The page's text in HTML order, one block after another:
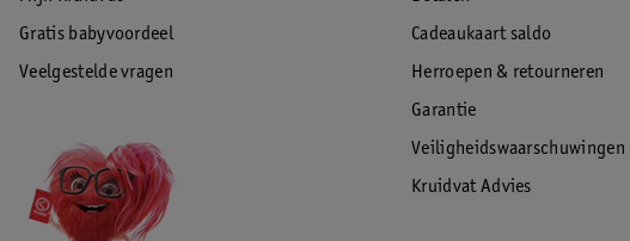
Gratis babyvoordeel
Veelgestelde vragen
Cadeaukaart saldo
Herroepen & retourneren
Garantie
Veiligheidswaarschuwingen
Kruidvat Advies